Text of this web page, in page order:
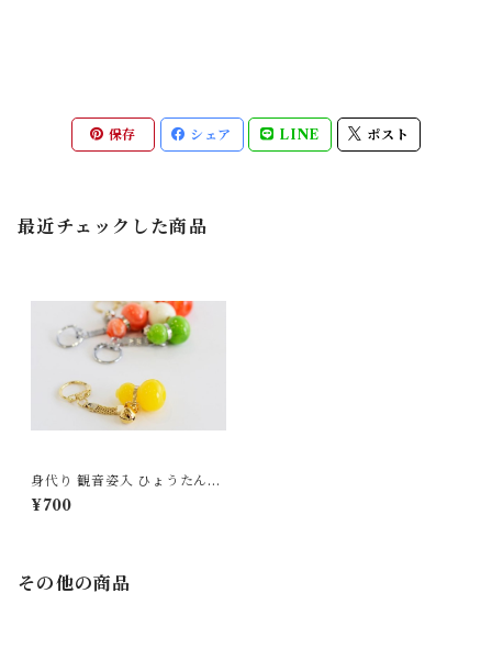
保存 シェア LINE ポスト
最近チェックした商品
身代り 観音姿入 ひょうたん守
り
¥700
その他の商品